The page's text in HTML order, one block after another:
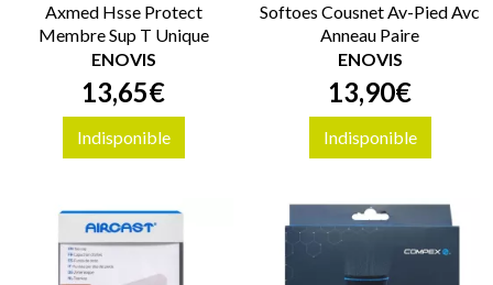
Axmed Hsse Protect
Membre Sup T Unique
ENOVIS
13,65€
Indisponible
Softoes Cousnet Av-Pied Avc
Anneau Paire
ENOVIS
13,90€
Indisponible